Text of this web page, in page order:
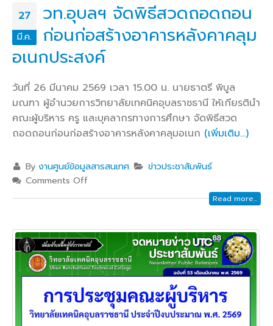
27
มี.ค.
วท.อุบลฯ จัดพิธีสวดถอดถอน
ก่อนก่อสร้างอาคารหลังคาคลุม
อเนกประสงค์
วันที่ 26 มีนาคม 2569 เวลา 15.00 น. นายธาตรี พิบูล
มณฑา ผู้อำนวยการวิทยาลัยเทคนิคอุบลราชธานี ให้เกียรตินำ
คณะผู้บริหาร ครู และบุคลากรทางการศึกษา จัดพิธีสวด
ถอดถอนก่อนก่อสร้างอาคารหลังคาคลุมอเนก (เพิ่มเติม…)
Byงานศูนย์ข้อมูลสารสนเทศ
ข่าวประชาสัมพันธ์
Comments Off
Read more...